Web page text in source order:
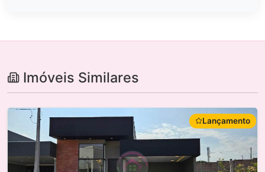
Imóveis Similares
Lançamento